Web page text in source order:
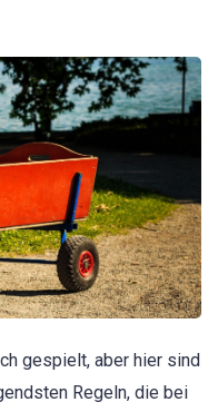
gespielt, aber hier sind
Regeln, die bei